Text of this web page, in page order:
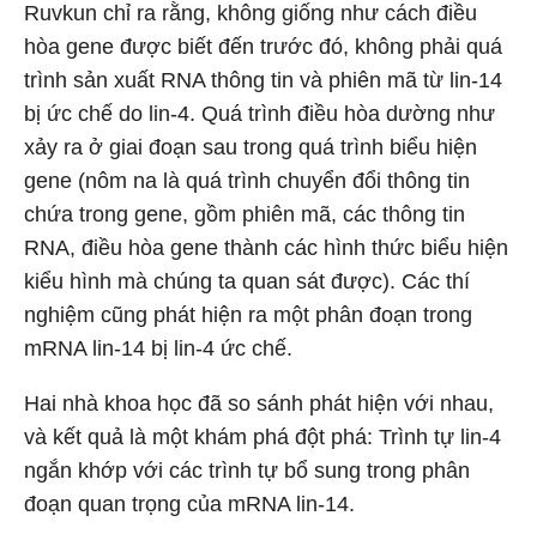
Ruvkun chỉ ra rằng, không giống như cách điều
hòa gene được biết đến trước đó, không phải quá
trình sản xuất RNA thông tin và phiên mã từ lin-14
bị ức chế do lin-4. Quá trình điều hòa dường như
xảy ra ở giai đoạn sau trong quá trình biểu hiện
gene (nôm na là quá trình chuyển đổi thông tin
chứa trong gene, gồm phiên mã, các thông tin
RNA, điều hòa gene thành các hình thức biểu hiện
kiểu hình mà chúng ta quan sát được). Các thí
nghiệm cũng phát hiện ra một phân đoạn trong
mRNA lin-14 bị lin-4 ức chế.
Hai nhà khoa học đã so sánh phát hiện với nhau,
và kết quả là một khám phá đột phá: Trình tự lin-4
ngắn khớp với các trình tự bổ sung trong phân
đoạn quan trọng của mRNA lin-14.